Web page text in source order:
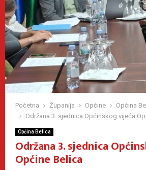
Početna Županija Općine
Općina
Održana 3. sjednica Općinskog vijeća
Općina Belica
Održana 3. sjednica
Općine Belica